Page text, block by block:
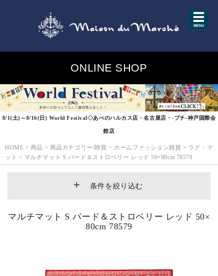
ONLINE SHOP
8/1(土)～8/16(日) World Festival◇あべのハルカス店・名古屋店・-プチ-神戸国際会
館店
HOME > 商品 > 商品カテゴリー/雑貨 > ホームファッション雑貨 > ラグ・マ
ット > マルチマット S バード＆ストロベリー レッド 50×80cm 78579
条件を絞り込む
マルチマット S バード＆ストロベリー レッド 50×
80cm 78579